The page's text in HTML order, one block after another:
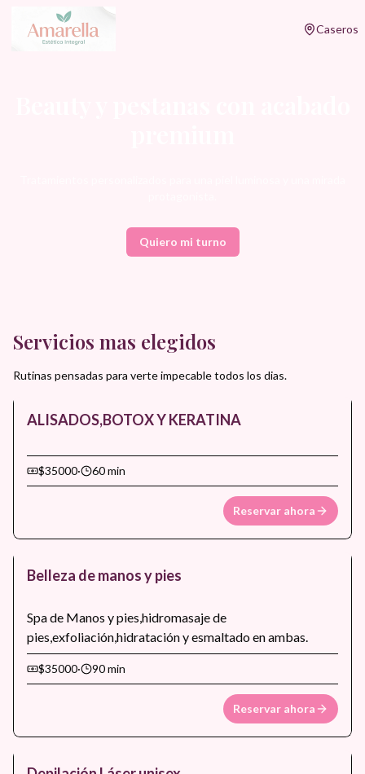
Caseros
Quiero mi turno
Servicios mas elegidos
Rutinas pensadas para verte impecable todos los dias.
ALISADOS,BOTOX Y KERATINA
$35000· 60 min
Reservar ahora
Belleza de manos y pies
Spa de Manos y pies,hidromasaje de
pies,exfoliación,hidratación y esmaltado en ambas.
$35000· 90 min
Reservar ahora